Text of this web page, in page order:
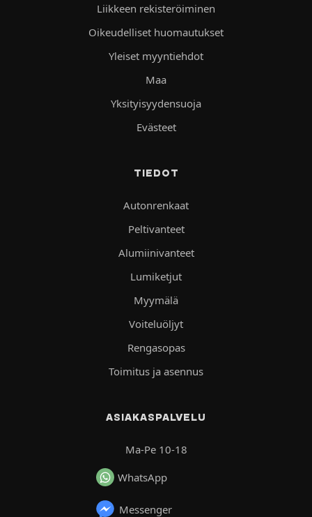
Liikkeen rekisteröiminen
Oikeudelliset huomautukset
Yleiset myyntiehdot
Maa
Yksityisyydensuoja
Evästeet
TIEDOT
Autonrenkaat
Peltivanteet
Alumiinivanteet
Lumiketjut
Myymälä
Voiteluöljyt
Rengasopas
Toimitus ja asennus
ASIAKASPALVELU
Ma-Pe 10-18
WhatsApp
Messenger